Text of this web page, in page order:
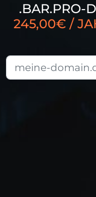
.BAR.PRO-
245,00€ /